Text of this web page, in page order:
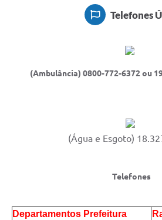
LEIS MUNICIPAIS
LGPD - Lei Geral de Proteção de Dados
Telefones
(Ambulância) 0800-772-6372 ou
(Água e Esgoto)
Telefones
Departamentos Prefeitura